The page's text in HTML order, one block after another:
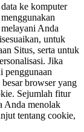
ke komputer
Anda
untuk
Situs, serta untuk
Jika
penggunaan
browser yang
Sejumlah fitur
Anda menolak
tentang cookie,